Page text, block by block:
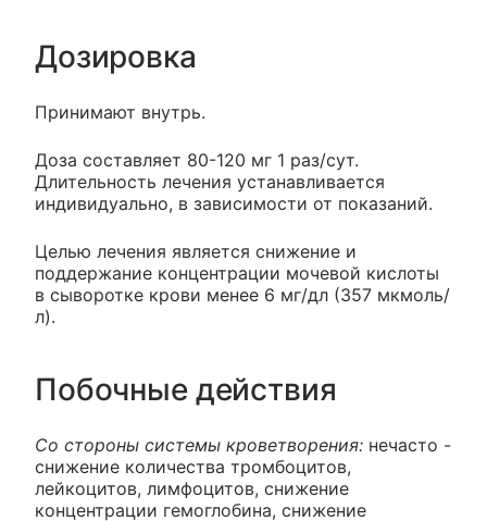
Дозировка
Принимают внутрь.
Доза составляет 80-120 мг 1 раз/сут.
Длительность лечения устанавливается
индивидуально, в зависимости от показаний.
Целью лечения является снижение и
поддержание концентрации мочевой кислоты
в сыворотке крови менее 6 мг/дл (357 мкмоль/
л).
Побочные действия
Со стороны системы кроветворения: нечасто -
снижение количества тромбоцитов,
лейкоцитов, лимфоцитов, снижение
концентрации гемоглобина, снижение